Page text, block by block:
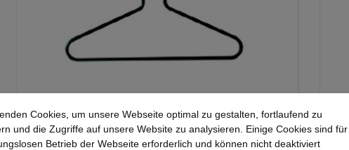
aus einem Stück gebogen , Bügelbreite 435mm
Cookies, um unsere Webseite optimal zu gestalten, fortlaufend zu
und die Zugriffe auf unsere Website zu analysieren. Einige Cookies sind für
Betrieb der Webseite erforderlich und können nicht deaktiviert